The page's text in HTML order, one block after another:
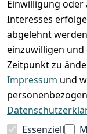
Einwilligung
Interesses
abgelehnt
einzuwilligen und
Zeitpunkt zu
Impressum und
Essenziell